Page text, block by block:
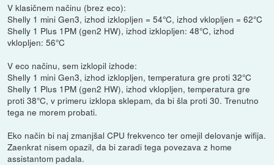
V klasičnem načinu (brez eco):
Shelly 1 mini Gen3, izhod izklopljen = 54°C, izhod vklopljen = 62°C
Shelly 1 Plus 1PM (gen2 HW), izhod izklopljen: 48°C, izhod
vklopljen: 56°C
V eco načinu, sem izklopil izhode:
Shelly 1 mini Gen3, izhod izklopljen, temperatura gre proti 32°C
Shelly 1 Plus 1PM (gen2 HW), izhod vklopljen, temperatura gre
proti 38°C, v primeru izklopa sklepam, da bi šla proti 30. Trenutno
tega ne morem probati.
Eko način bi naj zmanjšal CPU frekvenco ter omejil delovanje wifija.
Zaenkrat nisem opazil, da bi zaradi tega povezava z home
assistantom padala.